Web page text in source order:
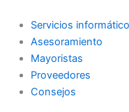
contenido
Servicios
Asesoramiento
Mayoristas
Proveedores
Consejos